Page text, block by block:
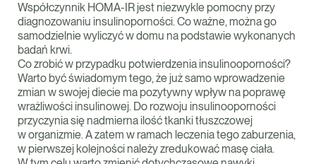
Współczynnik HOMA-IR jest niezwykle pomocny przy
diagnozowaniu insulinoporności. Co ważne, można go
samodzielnie wyliczyć w domu na podstawie wykonanych
badań krwi.
Co zrobić w przypadku potwierdzenia insulinooporności?
Warto być świadomym tego, że już samo wprowadzenie
zmian w swojej diecie ma pozytywny wpływ na poprawę
wrażliwości insulinowej. Do rozwoju insulinooporności
przyczynia się nadmierna ilość tkanki tłuszczowej
w organizmie. A zatem w ramach leczenia tego zaburzenia,
w pierwszej kolejności należy zredukować masę ciała.